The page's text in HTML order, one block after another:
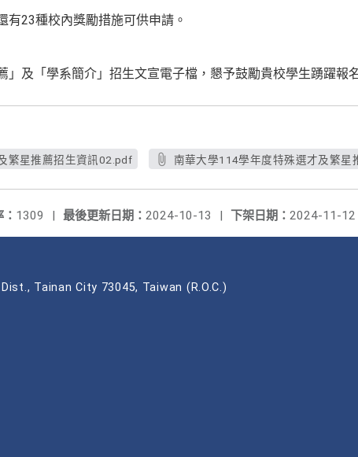
有23種校內獎勵措施可供申請。
」及「學系簡介」招生文宣電子檔，懇予鼓勵貴校學生踴躍報
繁星推薦招生資訊02.pdf 南華大學114學年度特殊選才及繁星
下架日期： 2024-11-12
最後更新日期： 2024-10-13 |
1309 |
Tainan City 73045, Taiwan (R.O.C.)